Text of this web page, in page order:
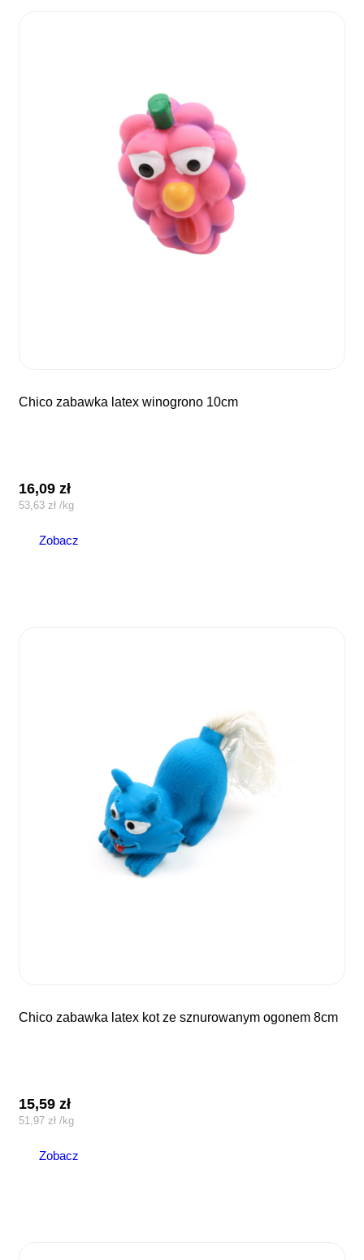
chico zabawka latex winogrono 10cm
16,09zł
53,63zł /kg
Zobacz
chico zabawka latex kot ze sznurowanym ogonem 8cm
15,59zł
51,97zł /kg
Zobacz